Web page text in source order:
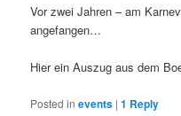
Vor zwei Jahren – am
angefangen…
Hier ein Auszug aus dem
Posted in events |1 Reply